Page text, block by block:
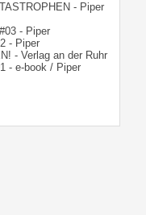
- Piper
- Piper
- Piper
- Verlag an der Ruhr
- e-book / Piper